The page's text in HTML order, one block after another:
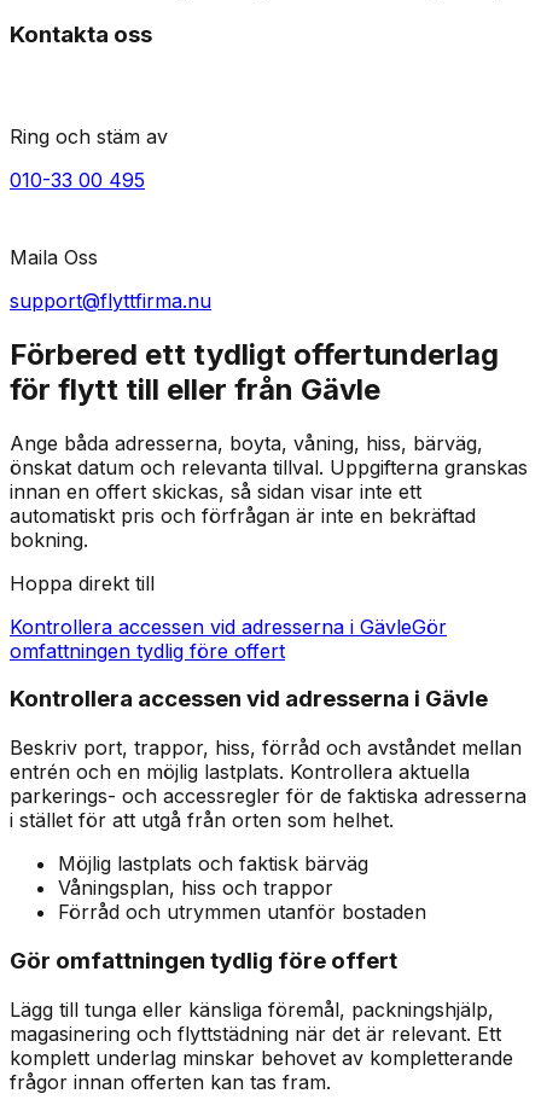
Kontakta oss
Ring och stäm av
010-33 00 495
Maila Oss
support@flyttfirma.nu
Förbered ett tydligt offertunderlag
för flytt till eller från Gävle
Ange båda adresserna, boyta, våning, hiss, bärväg,
önskat datum och relevanta tillval. Uppgifterna granskas
innan en offert skickas, så sidan visar inte ett
automatiskt pris och förfrågan är inte en bekräftad
bokning.
Hoppa direkt till
Kontrollera accessen vid adresserna i GävleGör
omfattningen tydlig före offert
Kontrollera accessen vid adresserna i Gävle
Beskriv port, trappor, hiss, förråd och avståndet mellan
entrén och en möjlig lastplats. Kontrollera aktuella
parkerings- och accessregler för de faktiska adresserna
i stället för att utgå från orten som helhet.
Möjlig lastplats och faktisk bärväg
Våningsplan, hiss och trappor
Förråd och utrymmen utanför bostaden
Gör omfattningen tydlig före offert
Lägg till tunga eller känsliga föremål, packningshjälp,
magasinering och flyttstädning när det är relevant. Ett
komplett underlag minskar behovet av kompletterande
frågor innan offerten kan tas fram.